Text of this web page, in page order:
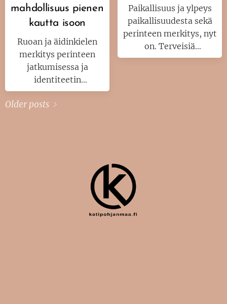
mahdollisuus pienen
kautta isoon
Ruoan ja äidinkielen
merkitys perinteen
jatkumisessa ja
identiteetin
kehittymisessä on
merkityksellinen.
historiaa, arvoja ja
merkitystä seuraaville
Paikallisuus ja ylpeys
paikallisuudesta sekä
perinteen merkitys, nyt
on. Terveisiä
työmatkalta Baijerista.
Older posts